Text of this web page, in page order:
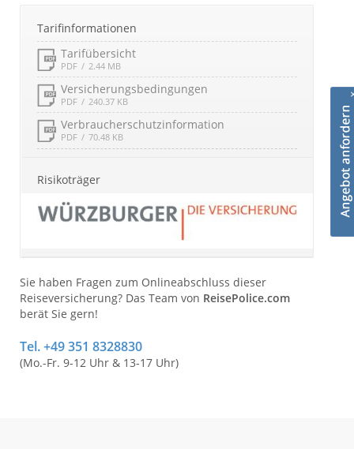
Tarifinformationen
Tarifübersicht
PDF 2.44 MB
Versicherungsbedingungen
PDF 240.37 KB
Verbraucherschutzinformation
PDF 70.48 KB
Risikoträger
Sie haben Fragen zum Onlineabschluss dieser
Reiseversicherung? Das Team von ReisePolice.com
berät Sie gern!
Tel. +49 351 8328830
(Mo.-Fr. 9-12 Uhr & 13-17 Uhr)